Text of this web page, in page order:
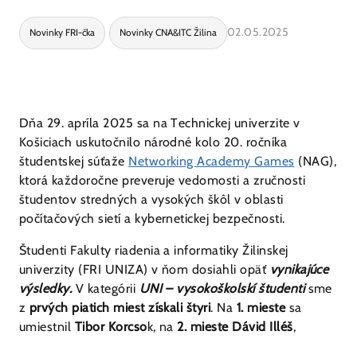
Novinky FRI-čka Novinky CNA&ITC Žilina 02.05.2025
Dňa 29. apríla 2025 sa na Technickej univerzite v
Košiciach uskutočnilo národné kolo 20. ročníka
študentskej súťaže Networking Academy Games (NAG),
ktorá každoročne preveruje vedomosti a zručnosti
študentov stredných a vysokých škôl v oblasti
počítačových sietí a kybernetickej bezpečnosti.
Študenti Fakulty riadenia a informatiky Žilinskej
univerzity (FRI UNIZA) v ňom dosiahli opäť vynikajúce
výsledky.V kategórii UNI – vysokoškolskí študentisme
z prvých piatich miest získali štyri. Na 1. miestesa
umiestnil Tibor Korcsok, na2. mieste Dávid Illéš,